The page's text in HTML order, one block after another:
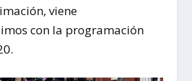
viene
con la programación